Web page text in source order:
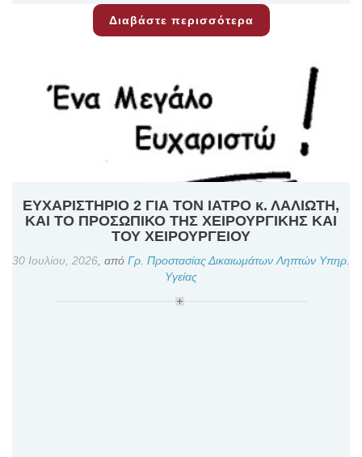
Διαβάστε περισσότερα
ΕΥΧΑΡΙΣΤΗΡΙΟ 2 ΓΙΑ ΤΟΝ ΙΑΤΡΟ κ. ΛΑΛΙΩΤΗ,
ΚΑΙ ΤΟ ΠΡΟΣΩΠΙΚΟ ΤΗΣ ΧΕΙΡΟΥΡΓΙΚΗΣ ΚΑΙ
ΤΟΥ ΧΕΙΡΟΥΡΓΕΙΟΥ
30 Ιουλίου, 2026 από Γρ. Προστασίας Δικαιωμάτων Ληπτών Υπηρ.
Υγείας